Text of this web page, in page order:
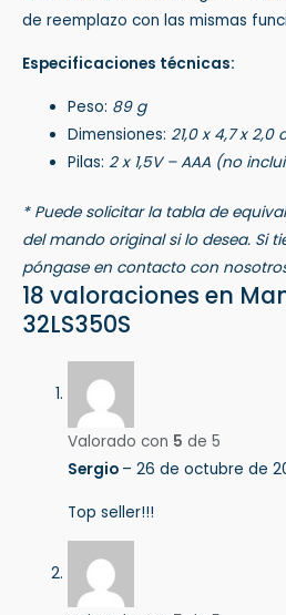
de reemplazo con las mismas
Especificaciones técnicas:
Peso: 89 g
Dimensiones:21,0 x 4,7 x 2,0
Pilas:2 x 1,5V – AAA (no
* Puede solicitar la tabla de
del mando original si lo desea. Si
póngase en contacto con
18 valoraciones en
32LS350S
Valorado con 5 de 5
Sergio – 26 de octubre de
Top seller!!!